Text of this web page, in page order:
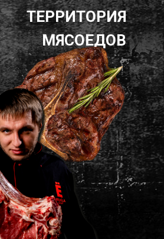
ТЕРРИТОРИЯ
МЯСОЕДОВ